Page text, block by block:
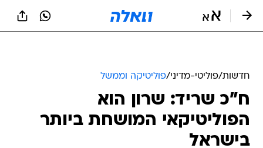
חדשות/פוליטי-מדיני/פוליטיקה וממשל
ח"כ שריד: שרון הוא
הפוליטיקאי המושחת ביותר
בישראל